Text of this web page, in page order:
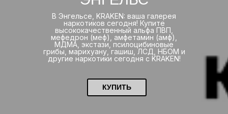
В Энгельсе, KRAKEN: ваша галерея
наркотиков сегодня! Купите
высококачественный альфа ПВП,
мефедрон (меф), амфетамин (амф),
МДМА, экстази, псилоцибиновые
грибы, марихуану, гашиш, ЛСД, НБОМ и
другие наркотики сегодня с KRAKEN!
КУПИТЬ